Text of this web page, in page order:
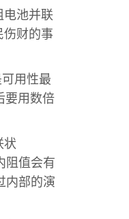
池并联
财的事
用性最
要用数倍
状
值会有
部的演